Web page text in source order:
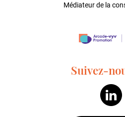
Médiateur de la
Suivez-